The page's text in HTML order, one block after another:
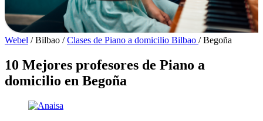
Webel / Bilbao / Clases de Piano a domicilio Bilbao / Begoña
10 Mejores profesores de Piano a
domicilio en Begoña